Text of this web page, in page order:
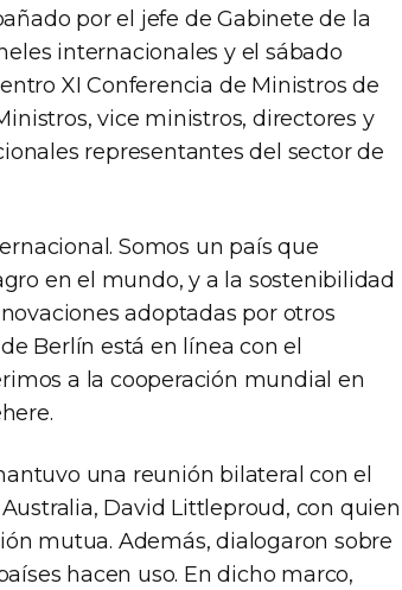
por el jefe de Gabinete de la
internacionales y el sábado
XI Conferencia de Ministros de
vice ministros, directores y
representantes del sector de
Somos un país que
en el mundo, y a la sostenibilidad
adoptadas por otros
Berlín está en línea con el
a la cooperación mundial en
una reunión bilateral con el
David Littleproud, con quien
mutua. Además, dialogaron sobre
hacen uso. En dicho marco,